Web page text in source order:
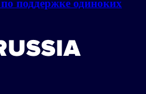
поддержке одиноких